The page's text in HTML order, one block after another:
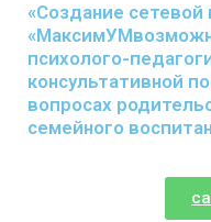
«Создание сетевой
психолого-
консультативной
вопросах
семейного